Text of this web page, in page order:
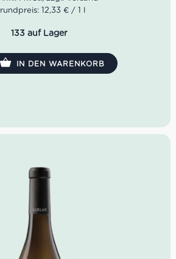
Teil von Girlan. Kellermeister
dafür einen regen Austausch.
Haselnuss, feine Gewürze
aromatisch, samtig,
12,33 € / 1 l
133 auf Lager
IN DEN WARENKORB